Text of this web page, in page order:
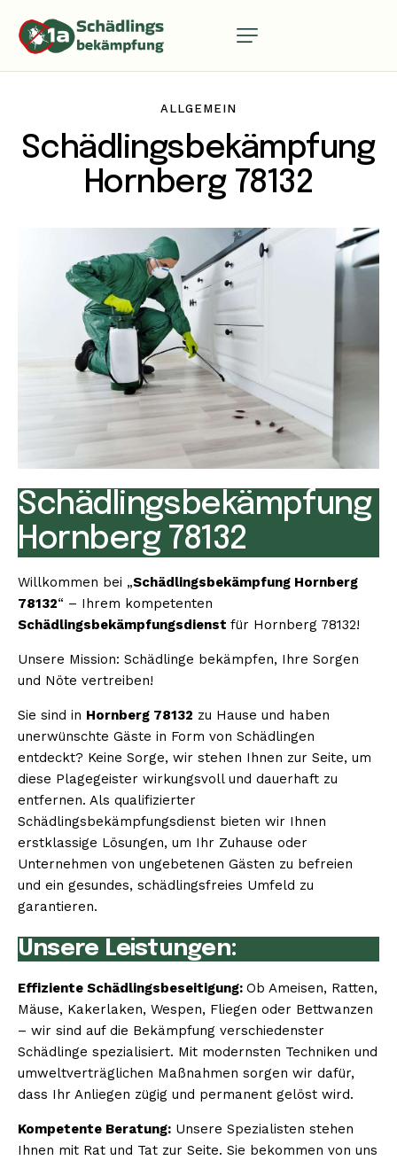
ALLGEMEIN
Schädlingsbekämpfung
Hornberg 78132
Schädlingsbekämpfung
Hornberg 78132
Willkommen bei „Schädlingsbekämpfung Hornberg
78132“ – Ihrem kompetenten
Schädlingsbekämpfungsdienst für Hornberg 78132!
Unsere Mission: Schädlinge bekämpfen, Ihre Sorgen
und Nöte vertreiben!
Sie sind in Hornberg 78132 zu Hause und haben
unerwünschte Gäste in Form von Schädlingen
entdeckt? Keine Sorge, wir stehen Ihnen zur Seite, um
diese Plagegeister wirkungsvoll und dauerhaft zu
entfernen. Als qualifizierter
Schädlingsbekämpfungsdienst bieten wir Ihnen
erstklassige Lösungen, um Ihr Zuhause oder
Unternehmen von ungebetenen Gästen zu befreien
und ein gesundes, schädlingsfreies Umfeld zu
garantieren.
Unsere Leistungen:
Effiziente Schädlingsbeseitigung: Ob Ameisen, Ratten,
Mäuse, Kakerlaken, Wespen, Fliegen oder Bettwanzen
– wir sind auf die Bekämpfung verschiedenster
Schädlinge spezialisiert. Mit modernsten Techniken und
umweltverträglichen Maßnahmen sorgen wir dafür,
dass Ihr Anliegen zügig und permanent gelöst wird.
Kompetente Beratung: Unsere Spezialisten stehen
Ihnen mit Rat und Tat zur Seite. Sie bekommen von uns